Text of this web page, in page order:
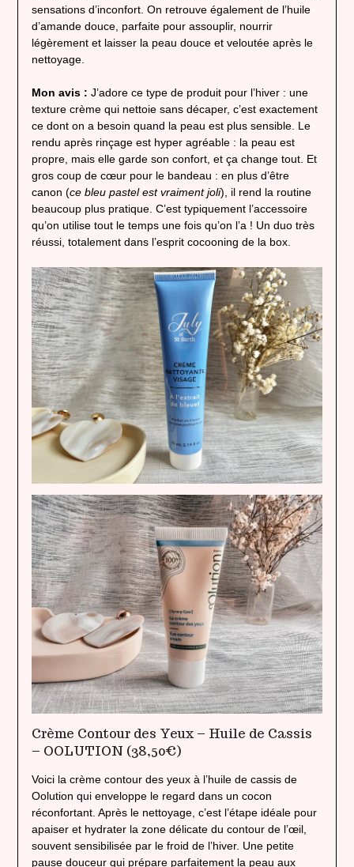
sensations d’inconfort. On retrouve également de l’huile
d’amande douce, parfaite pour assouplir, nourrir
légèrement et laisser la peau douce et veloutée après le
nettoyage.
Mon avis : J’adore ce type de produit pour l’hiver : une
texture crème qui nettoie sans décaper, c’est exactement
ce dont on a besoin quand la peau est plus sensible. Le
rendu après rinçage est hyper agréable : la peau est
propre, mais elle garde son confort, et ça change tout. Et
gros coup de cœur pour le bandeau : en plus d’être
canon (ce bleu pastel est vraiment joli), il rend la routine
beaucoup plus pratique. C’est typiquement l’accessoire
qu’on utilise tout le temps une fois qu’on l’a ! Un duo très
réussi, totalement dans l’esprit cocooning de la box.
Crème Contour des Yeux – Huile de Cassis
– OOLUTION (38,50€)
Voici la crème contour des yeux à l’huile de cassis de
Oolution qui enveloppe le regard dans un cocon
réconfortant. Après le nettoyage, c’est l’étape idéale pour
apaiser et hydrater la zone délicate du contour de l’œil,
souvent sensibilisée par le froid de l’hiver. Une petite
pause douceur qui prépare parfaitement la peau aux